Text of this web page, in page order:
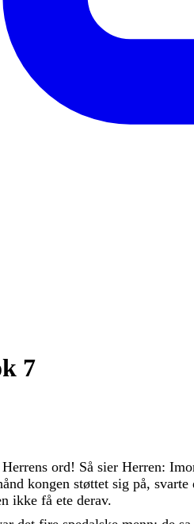
7
Herrens ord! Så sier Herren:
kongen støttet sig på, svarte
ikke få ete derav.